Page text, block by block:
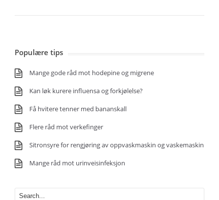
Populære tips
Mange gode råd mot hodepine og migrene
Kan løk kurere influensa og forkjølelse?
Få hvitere tenner med bananskall
Flere råd mot verkefinger
Sitronsyre for rengjøring av oppvaskmaskin og vaskemaskin
Mange råd mot urinveisinfeksjon